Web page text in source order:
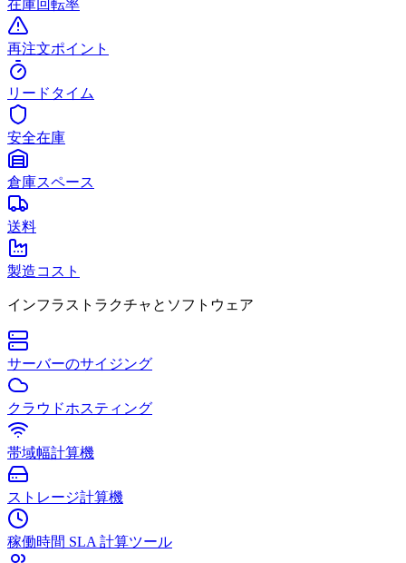
在庫回転率
再注文ポイント
リードタイム
安全在庫
倉庫スペース
送料
製造コスト
インフラストラクチャとソフトウェア
サーバーのサイジング
クラウドホスティング
帯域幅計算機
ストレージ計算機
稼働時間 SLA 計算ツール